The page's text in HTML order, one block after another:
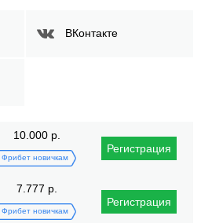
ВКонтакте
10.000 р.
Фрибет новичкам
Регистрация
7.777 р.
Фрибет новичкам
Регистрация